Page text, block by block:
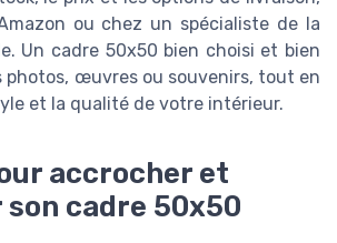
ou chez un spécialiste de la
Un cadre 50x50 bien choisi et bien
photos, œuvres ou souvenirs, tout en
et la qualité de votre intérieur.
accrocher et
cadre 50x50